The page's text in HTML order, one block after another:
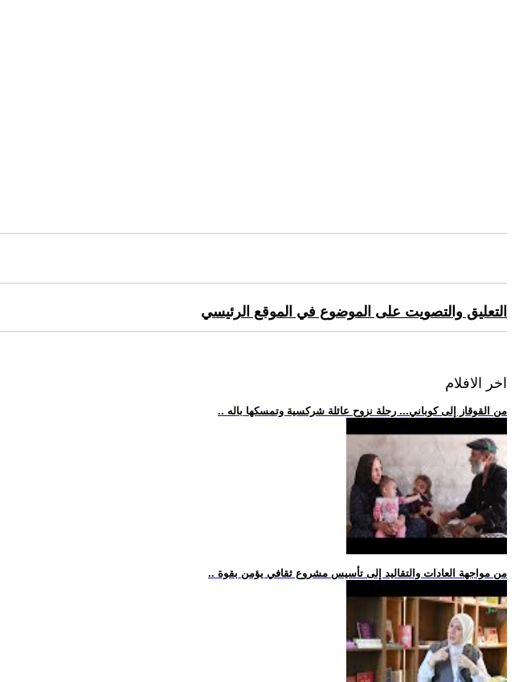
التعليق والتصويت على الموضوع في الموقع الرئيسي
اخر الافلام
.. من القوقاز إلى كوباني... رحلة نزوح عائلة شركسية وتمسكها باله
.. من مواجهة العادات والتقاليد إلى تأسيس مشروع ثقافي يؤمن بقوة